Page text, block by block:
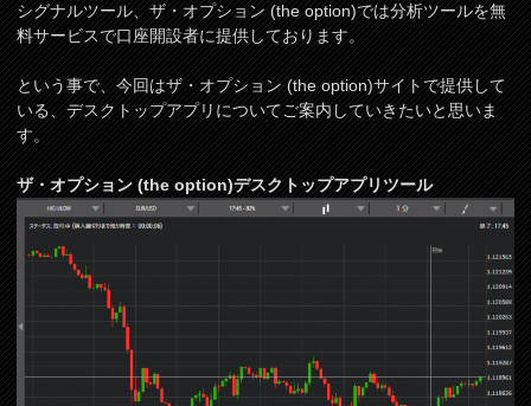
シグナルツール、ザ・オプション (the option)では分析ツールを無
料サービスで口座開設者に提供しております。
という事で、今回はザ・オプション (the option)サイトで提供して
いる、デスクトップアプリについてご案内していきたいと思いま
す。
ザ・オプション (the option)デスクトップアプリツール